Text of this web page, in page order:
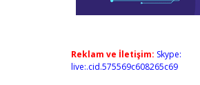
Reklam ve İletişim: Skype:
live:.cid.575569c608265c69